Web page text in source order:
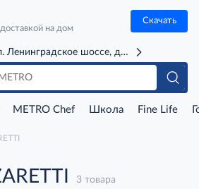
на дом
Скачать
Ленинградское шоссе, д. 71Г (м. Речной
METRO Chef Школа Fine Life
3 товара